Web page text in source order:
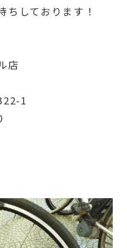
ちしております！
店
1